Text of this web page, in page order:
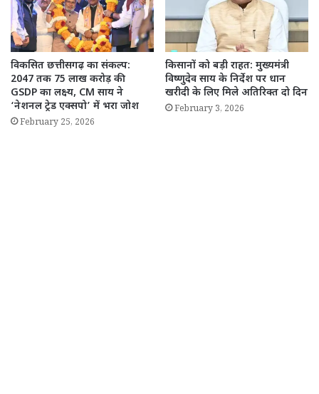
विकसित छत्तीसगढ़ का संकल्प:
2047 तक 75 लाख करोड़ की
GSDP का लक्ष्य, CM साय ने
‘नेशनल ट्रेड एक्सपो’ में भरा जोश
February 25, 2026
किसानों को बड़ी राहत: मुख्यमंत्री
विष्णुदेव साय के निर्देश पर धान
खरीदी के लिए मिले अतिरिक्त दो दिन
February 3, 2026